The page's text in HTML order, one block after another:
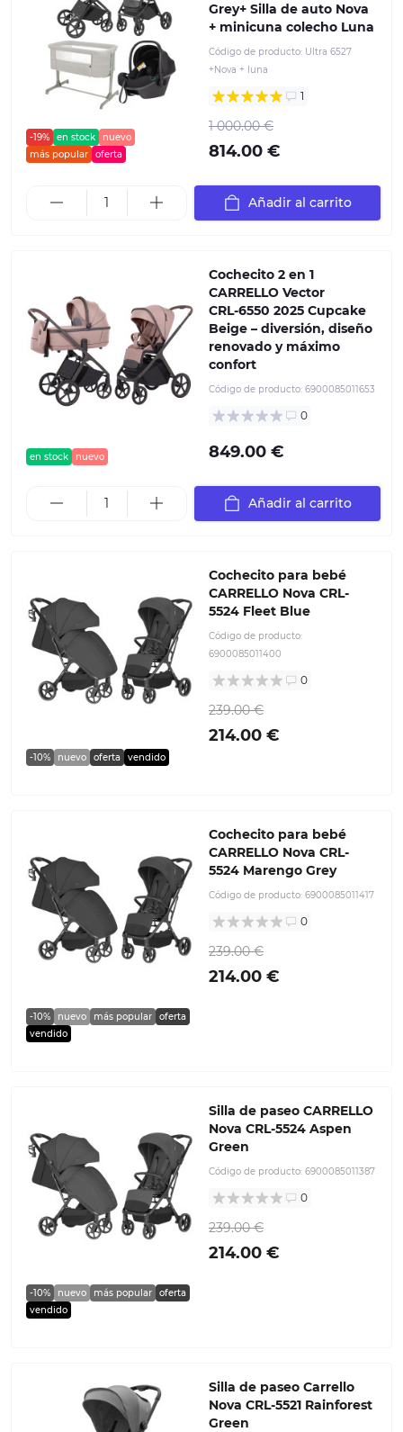
-19% en stock
nuevo
más popular
oferta
Grey+ Silla de auto Nova
+ minicuna colecho Luna
Código de producto: Ultra 6527
+Nova + luna
1
1 000.00 €
814.00 €
Añadir al carrito
en stock nuevo
Cochecito 2 en 1
CARRELLO Vector
CRL‑6550 2025 Cupcake
Beige – diversión, diseño
renovado y máximo
confort
Código de producto: 6900085011653
0
849.00 €
Añadir al carrito
-10% nuevo oferta vendido
Cochecito para bebé
CARRELLO Nova CRL-
5524 Fleet Blue
Código de producto:
6900085011400
0
239.00 €
214.00 €
-10% nuevo más popular
oferta
vendido
Cochecito para bebé
CARRELLO Nova CRL-
5524 Marengo Grey
Código de producto: 6900085011417
0
239.00 €
214.00 €
-10% nuevo más popular
oferta
vendido
Silla de paseo CARRELLO
Nova CRL-5524 Aspen
Green
Código de producto: 6900085011387
0
239.00 €
214.00 €
Silla de paseo Carrello
Nova CRL-5521 Rainforest
Green